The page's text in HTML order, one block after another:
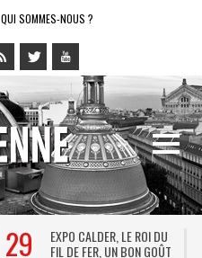
QUI SOMMES-NOUS ?
29
EXPO CALDER, LE ROI DU
FIL DE FER, UN BON GOÛT